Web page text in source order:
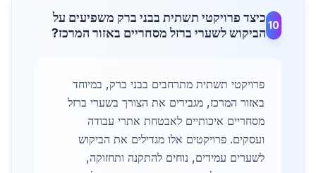
10
כיצד פרויקטי תשתית בבני ברק משפיעים על
הביקוש לשערי ברזל מסחריים באזור המרכז?
פרויקטי תשתית מתרחבים בבני ברק, במיוחד
באזור המרכז, מגבירים את הצורך בשערי ברזל
מסחריים איכותיים לאבטחת אתרי עבודה
ועסקים. פרויקטים אלו מגדילים את הביקוש
לשערים עמידים, נוחים להתקנה ותחזוקה,